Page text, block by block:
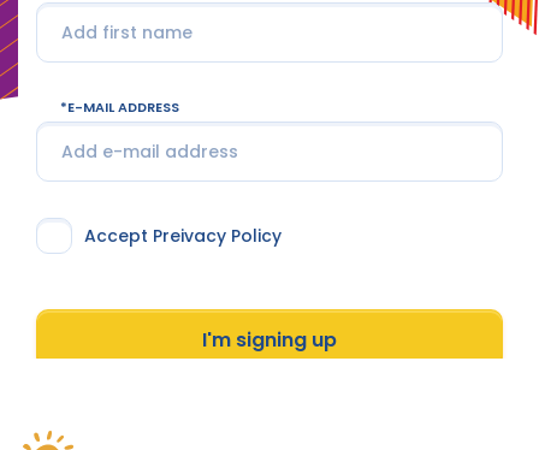
E-MAIL ADDRESS
Accept Preivacy Policy
I'm signing up